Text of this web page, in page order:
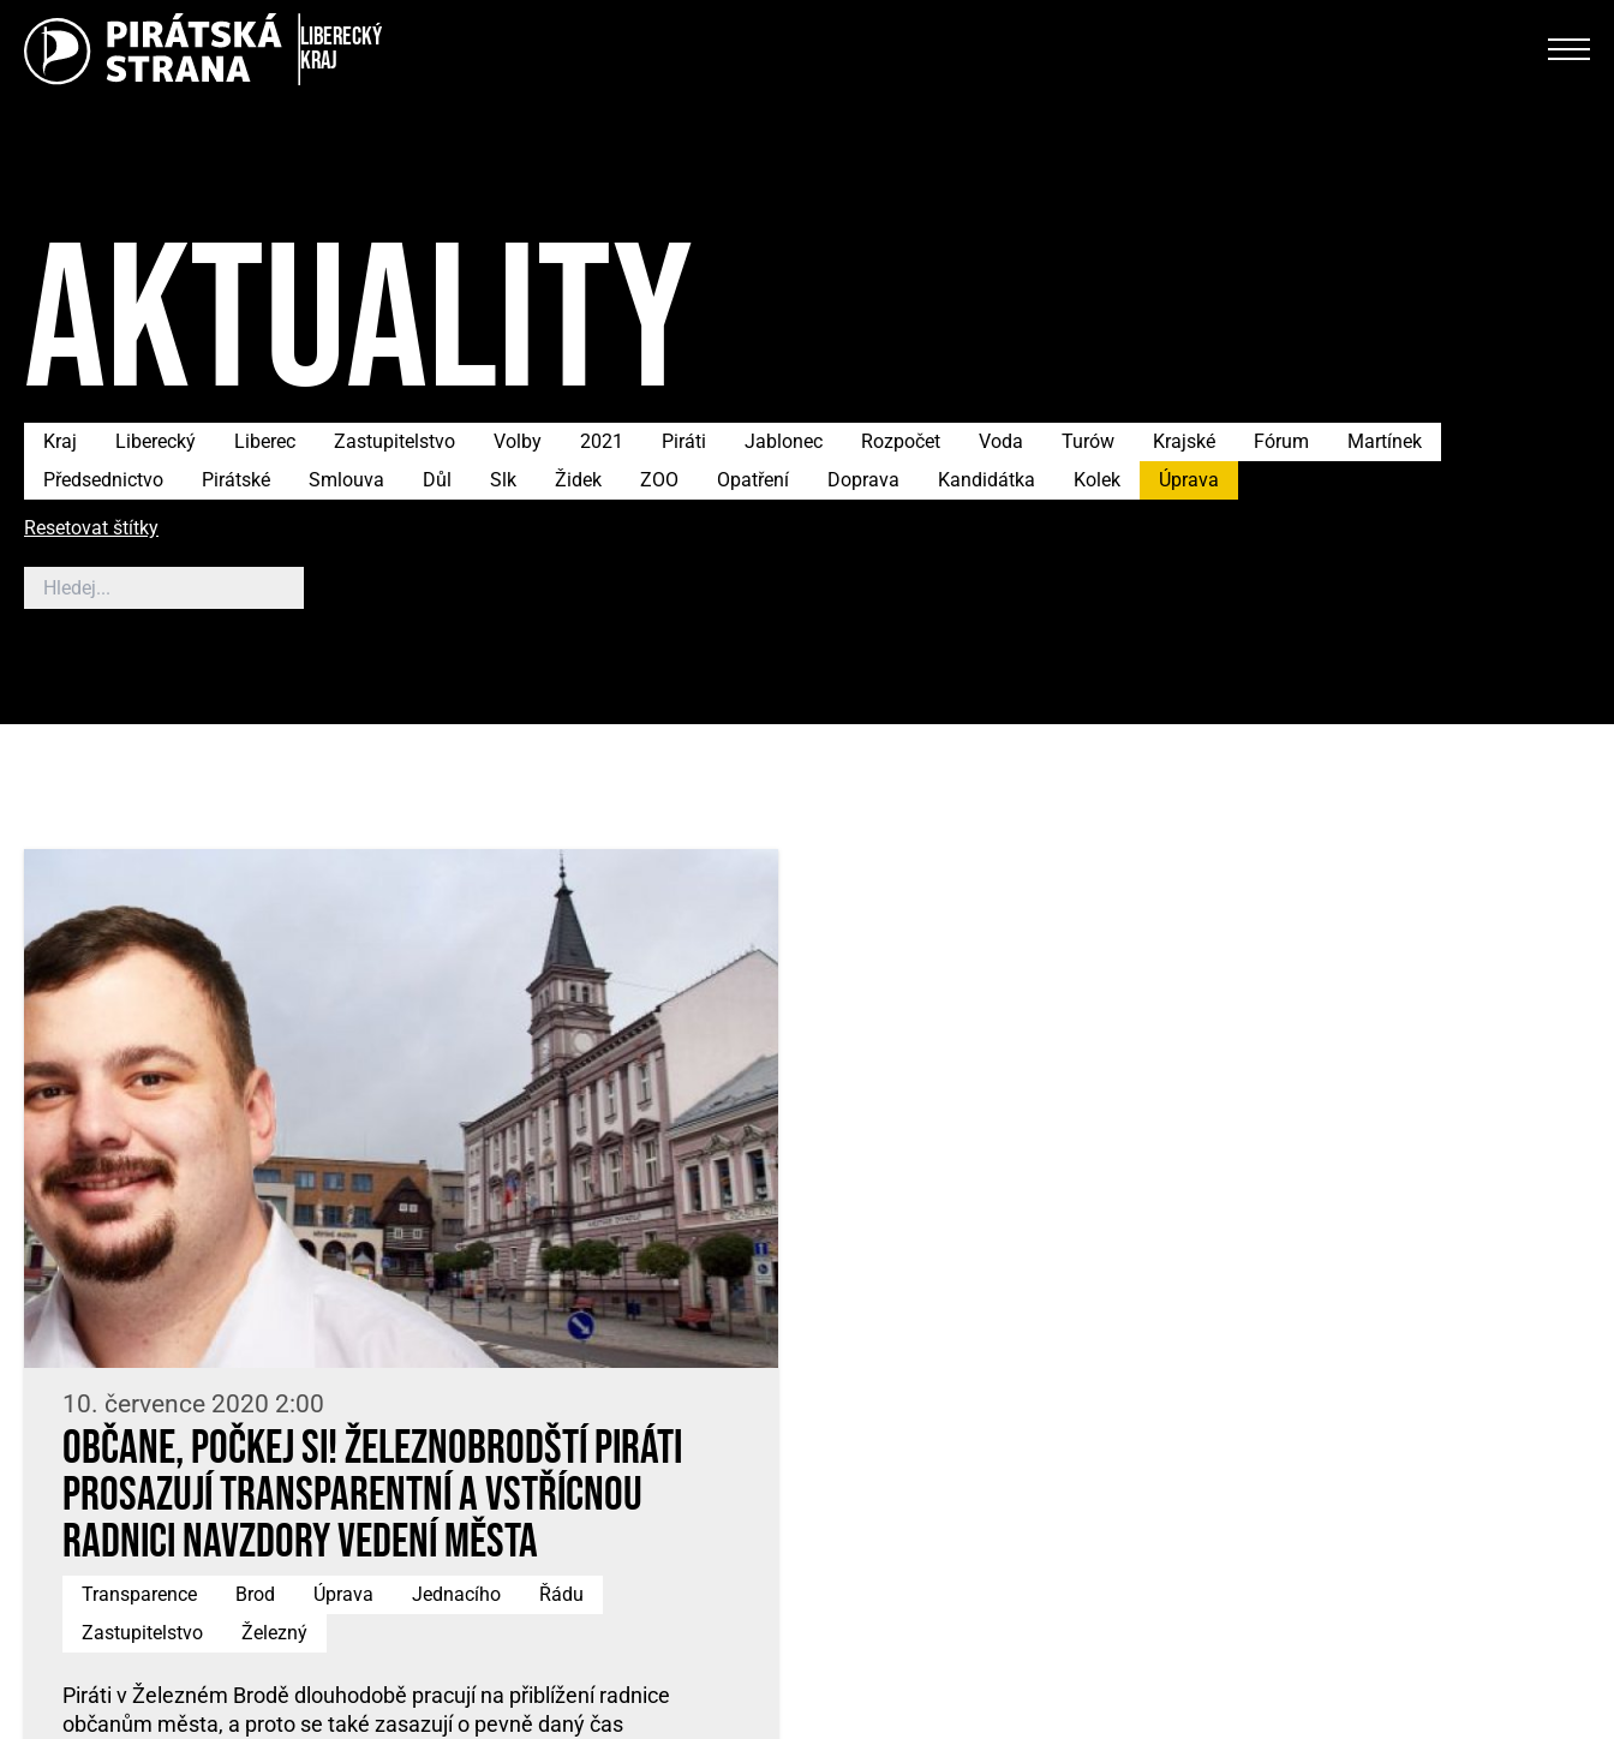
Liberecký
kraj
AKTUALITY
Kraj Liberecký Liberec Zastupitelstvo Volby 2021 Piráti Jablonec Rozpočet Voda Turów Krajské Fórum
Martínek
Předsednictvo
Pirátské Smlouva Důl Slk Židek ZOO Opatření Doprava Kandidátka Kolek Úprava
Resetovat štítky
10. července 2020 2:00
Občane, počkej si! Železnobrodští Piráti
prosazují transparentní a vstřícnou
radnici navzdory vedení města
Transparence Brod Úprava Jednacího
Řádu
Zastupitelstvo
Železný
Piráti v Železném Brodě dlouhodobě pracují na přiblížení radnice
občanům města, a proto se také zasazují o pevně daný čas